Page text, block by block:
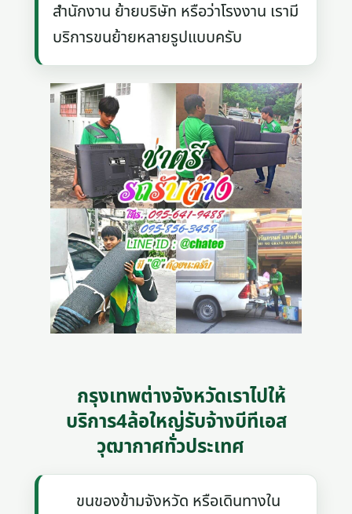
สำนักงาน ย้ายบริษัท หรือว่าโรงงาน เรามี
บริการขนย้ายหลายรูปแบบครับ
กรุงเทพต่างจังหวัดเราไปให้
บริการ4ล้อใหญ่รับจ้างบีทีเอส
วุฒากาศทั่วประเทศ
ขนของข้ามจังหวัด หรือเดินทางใน